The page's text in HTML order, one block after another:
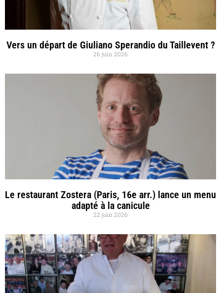
Vers un départ de Giuliano Sperandio du Taillevent ?
26 juin 2026
Le restaurant Zostera (Paris, 16e arr.) lance un menu
adapté à la canicule
22 juin 2026